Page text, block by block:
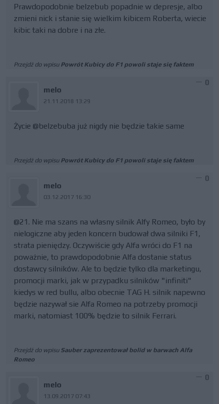
Prawdopodobnie belzebub popadnie w depresje, albo
zmieni nick i stanie się wielkim kibicem Roberta, wiecie
kibic taki na dobre i na złe.
Przejdź do wpisu Powrót Kubicy do F1 powoli staje się faktem
melo
21.11.2018 13:29
0
Życie @belzebuba już nigdy nie będzie takie same
Przejdź do wpisu Powrót Kubicy do F1 powoli staje się faktem
melo
03.12.2017 16:30
0
@21. Nie ma szans na własny silnik Alfy Romeo, było by
nielogiczne aby jeden koncern budował dwa silniki F1,
strata pieniędzy. Oczywiście gdy Alfa wróci do F1 na
poważnie, to prawdopodobnie Alfa dostanie status
dostawcy silników. Ale to będzie tylko dla marketingu,
promocji marki, jak w przypadku silników "infiniti"
kiedys w red bullu, albo obecnie TAG H. silnik napewno
będzie nazywał sie Alfa Romeo na potrzeby promocji
marki, natomiast 100% będzie to silnik Ferrari.
Przejdź do wpisu Sauber zaprezentował bolid w barwach Alfa
Romeo
melo
13.09.2017 07:43
0